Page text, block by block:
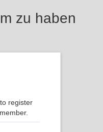
zu haben
register